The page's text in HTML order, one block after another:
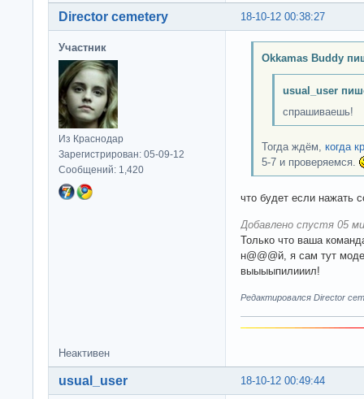
18-10-12 00:38:27
Director cemetery
Участник
Из Краснодар
Зарегистрирован: 05-09-12
Сообщений: 1,420
Okkamas Buddy
usual_user
спрашиваешь!
Тогда ждём, когда
5-7 и проверяемся.
что будет если нажать
Добавлено спустя 05
Только что ваша
н@@@й, я сам тут
выыыыпилииил!
Редактировался Director
Неактивен
18-10-12 00:49:44
usual_user